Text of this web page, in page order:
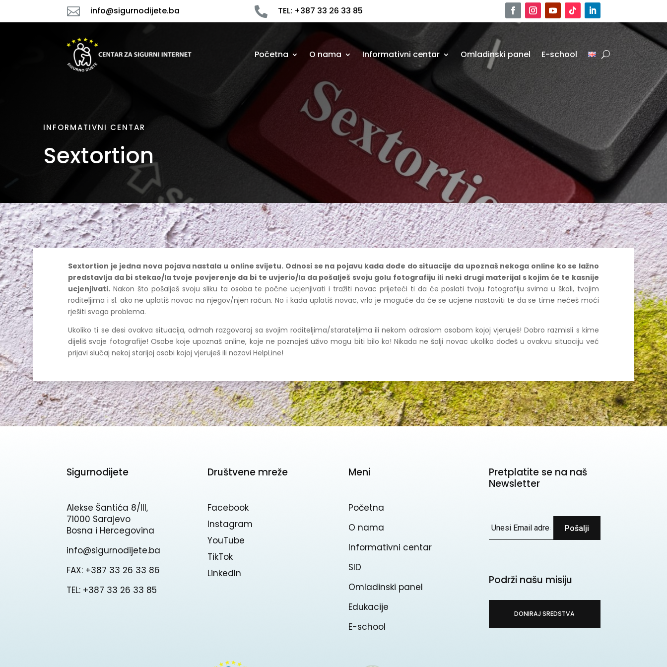
 info@sigurnodijete.ba  TEL: +387 33 26 33 85
Početna O nama Informativni centar Omladinski panel E-school
INFORMATIVNI CENTAR
Sextortion
Sextortion je jedna nova pojava nastala u online svijetu. Odnosi se na pojavu kada dođe do situacije da upoznaš nekoga online ko se lažno
predstavlja da bi stekao/la tvoje povjerenje da bi te uvjerio/la da pošalješ svoju golu fotografiju ili neki drugi materijal s kojim će te kasnije
ucjenjivati. Nakon što pošalješ svoju sliku ta osoba te počne ucjenjivati i tražiti novac prijeteći ti da će poslati tvoju fotografiju svima u školi, tvojim
roditeljima i sl. ako ne uplatiš novac na njegov/njen račun. No i kada uplatiš novac, vrlo je moguće da će se ucjene nastaviti te da se time nećeš moći
rješiti svoga problema.
Ukoliko ti se desi ovakva situacija, odmah razgovaraj sa svojim roditeljima/starateljima ili nekom odraslom osobom kojoj vjeruješ! Dobro razmisli s kime
dijeliš svoje fotografije! Osobe koje upoznaš online, koje ne poznaješ uživo mogu biti bilo ko! Nikada ne šalji novac ukoliko dođeš u ovakvu situaciju već
prijavi slučaj nekoj starijoj osobi kojoj vjeruješ ili nazovi HelpLine!
Sigurnodijete
Alekse Šantića 8/III,
71000 Sarajevo
Bosna i Hercegovina
info@sigurnodijete.ba
FAX: +387 33 26 33 86
TEL: +387 33 26 33 85
Društvene mreže
Facebook
Instagram
YouTube
TikTok
Linkedln
Meni
Početna
O nama
Informativni centar
SID
Omladinski panel
Edukacije
E-school
Pretplatite se na naš
Newsletter
Pošalji
Podrži našu misiju
DONIRAJ SREDSTVA